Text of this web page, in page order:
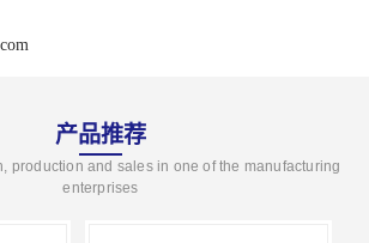
产品推荐
production and sales in one of the manufacturing
enterprises